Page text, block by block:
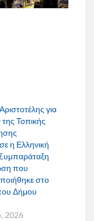
για
Τοπικής
η Ελληνική
που
στο
Δήμου
2026